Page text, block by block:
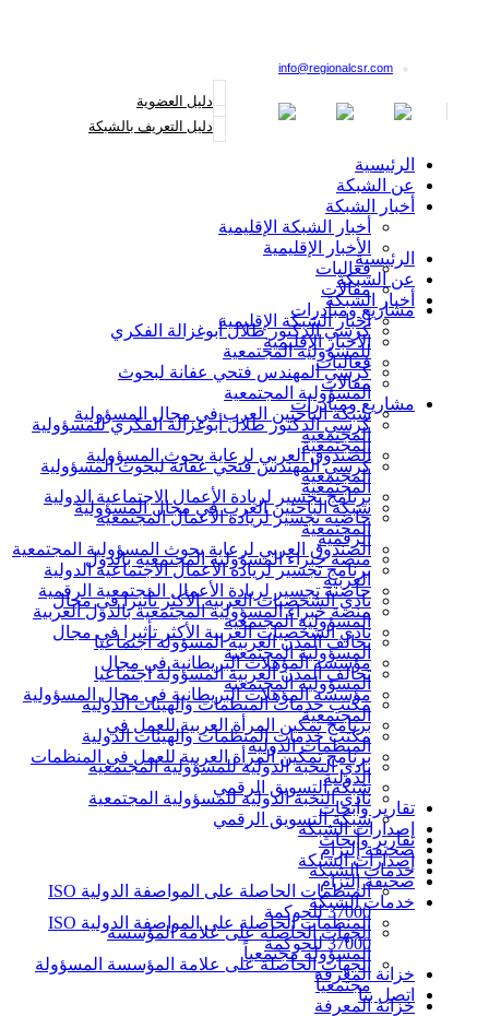
info@regionalcsr.com
دليل العضوية
دليل التعريف بالشبكة
الرئيسية
عن الشبكة
أخبار الشبكة
أخبار الشبكة الإقليمية
الأخبار الإقليمية
فعاليات
مقالات
مشاريع ومبادرات
كرسي الدكتور طلال أبوغزالة الفكري
للمسؤولية المجتمعية
كرسي المهندس فتحي عفانة لبحوث
المسؤولية المجتمعية
شبكة الباحثين العرب في مجال المسؤولية
المجتمعية
الصندوق العربي لرعاية بحوث المسؤولية
المجتمعية
برنامج تجسير لريادة الأعمال الاجتماعية الدولية
حاضنة تجسير لريادة الأعمال المجتمعية
الرقمية
منصة خبراء المسؤولية المجتمعية بالدول
العربية
نادي الشخصيات العربية الأكثر تأثيرا في مجال
المسؤولية المجتمعية
تحالف المدن العربية المسؤولة اجتماعيا
مؤسسة المؤهلات البريطانية في مجال
المسؤولية المجتمعية
مكتب خدمات المنظمات والهيئات الدولية
برنامج تمكين المرأة العربية للعمل في
المنظمات الدولية
نادي النخبة الدولية للمسؤولية المجتمعية
شبكة التسويق الرقمي
تقارير وأبحاث
إصدارات الشبكة
صحيفة إلتزام
خدمات الشبكة
المنظمات الحاصلة على المواصفة الدولية ISO
37000 للحوكمة
الجهات الحاصلة على علامة المؤسسة
المسؤولة مجتمعياً
خزانة المعرفة
اتصل بنا
الرئيسية
عن الشبكة
أخبار الشبكة
أخبار الشبكة الإقليمية
الأخبار الإقليمية
فعاليات
مقالات
مشاريع ومبادرات
كرسي الدكتور طلال أبوغزالة الفكري للمسؤولية
المجتمعية
كرسي المهندس فتحي عفانة لبحوث المسؤولية
المجتمعية
شبكة الباحثين العرب في مجال المسؤولية
المجتمعية
الصندوق العربي لرعاية بحوث المسؤولية المجتمعية
برنامج تجسير لريادة الأعمال الاجتماعية الدولية
حاضنة تجسير لريادة الأعمال المجتمعية الرقمية
منصة خبراء المسؤولية المجتمعية بالدول العربية
نادي الشخصيات العربية الأكثر تأثيرا في مجال
المسؤولية المجتمعية
تحالف المدن العربية المسؤولة اجتماعيا
مؤسسة المؤهلات البريطانية في مجال المسؤولية
المجتمعية
مكتب خدمات المنظمات والهيئات الدولية
برنامج تمكين المرأة العربية للعمل في المنظمات
الدولية
نادي النخبة الدولية للمسؤولية المجتمعية
شبكة التسويق الرقمي
تقارير وأبحاث
إصدارات الشبكة
صحيفة إلتزام
خدمات الشبكة
المنظمات الحاصلة على المواصفة الدولية ISO
37000 للحوكمة
الجهات الحاصلة على علامة المؤسسة المسؤولة
مجتمعياً
خزانة المعرفة